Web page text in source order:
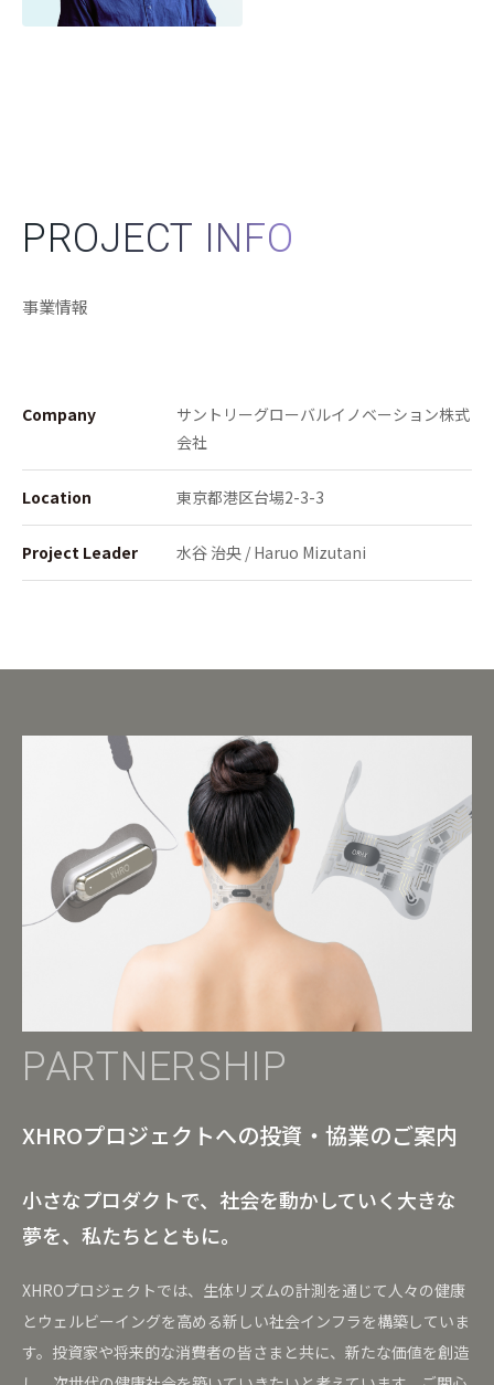
PROJECT INFO
事業情報
Company
サントリーグローバルイノベーション株式
会社
Location 東京都港区台場2-3-3
Project Leader 水谷 治央 / Haruo Mizutani
PARTNERSHIP
XHROプロジェクトへの投資・協業のご案内
小さなプロダクトで、社会を動かしていく大きな
夢を、私たちとともに。
XHROプロジェクトでは、生体リズムの計測を通じて人々の健康
とウェルビーイングを高める新しい社会インフラを構築していま
す。投資家や将来的な消費者の皆さまと共に、新たな価値を創造